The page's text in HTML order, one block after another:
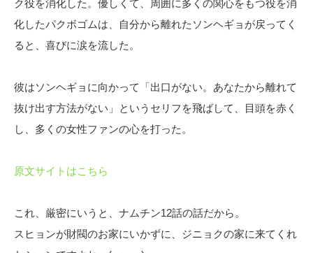
ク役を消化した。優しくて、周囲に多くの関心をもつ役を消
化したパクボゴムは、自分から離れたソンヘギョが戻ってく
ると、喜びに涙を流した。
彼はソンヘギョに向かって「出口がない。あなたから離れて
抜け出す方法がない」というセリフを飛ばして、目頭を赤く
し、多くの女性ファンの心を打った。
原文サイトはこちら
これ、厳密にいうと、ナムチン12話の話だから。
スヒョンが財閥のお家にいかずに、ジニョクの家に来てくれ